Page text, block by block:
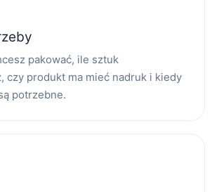
pakować, ile sztuk
czy produkt ma mieć nadruk i kiedy
potrzebne.